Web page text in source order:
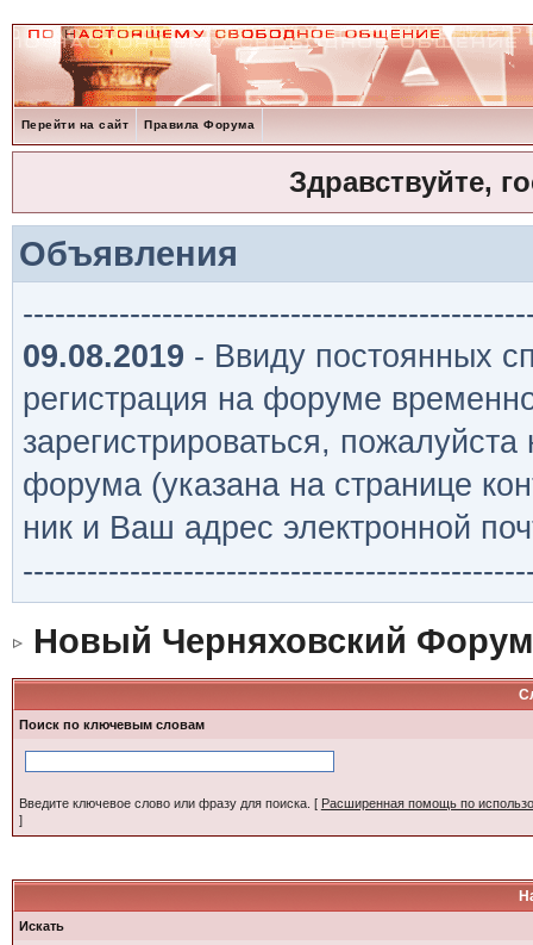
Перейти на сайт Правила Форума
Здравствуйте,
Объявления
09.08.2019 - Ввиду постоянных
регистрация на форуме
зарегистрироваться,
форума (указана на странице
ник и Ваш адрес электронной
Новый Черняховский Форум
Поиск по ключевым словам
Введите ключевое слово или фразу для поиска. [ Расширенная помощь по
]
Искать